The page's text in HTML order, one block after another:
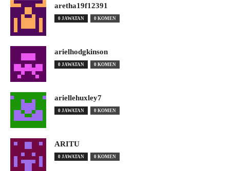
aretha19f12391
0 JAWATAN 0 KOMEN
arielhodgkinson
0 JAWATAN 0 KOMEN
ariellehuxley7
0 JAWATAN 0 KOMEN
ARITU
0 JAWATAN 0 KOMEN